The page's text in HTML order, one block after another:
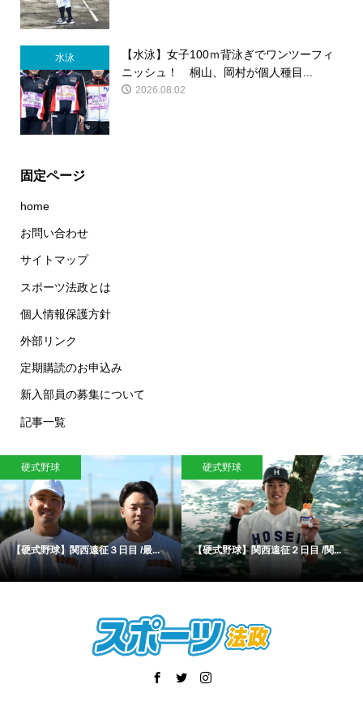
水泳
【水泳】女子100ｍ背泳ぎでワンツーフィ
ニッシュ！ 桐山、岡村が個人種目...
2026.08.02
固定ページ
home
お問い合わせ
サイトマップ
スポーツ法政とは
個人情報保護方針
外部リンク
定期購読のお申込み
新入部員の募集について
記事一覧
硬式野球
【硬式野球】関西遠征３日目 /最...
硬式野球
【硬式野球】関西遠征２日目 /関...